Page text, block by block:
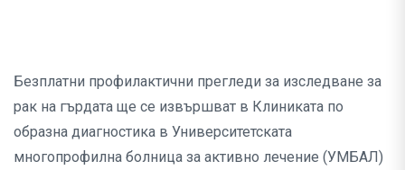
Безплатни профилактични прегледи за изследване за
рак на гърдата ще се извършват в Клиниката по
образна диагностика в Университетската
многопрофилна болница за активно лечение (УМБАЛ)